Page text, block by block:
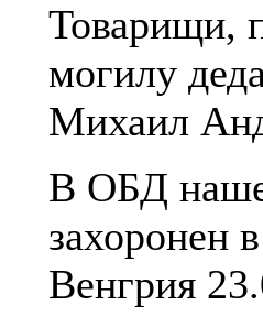
Товарищи,
могилу
Михаил
В ОБД
захоронен
Венгрия